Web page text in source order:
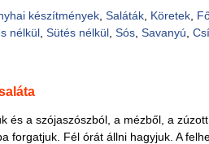
készítmények, Saláták, Köretek,
nélkül, Sütés nélkül, Sós, Savanyú
és a szójaszószból, a mézből, a
forgatjuk. Fél órát állni hagyjuk. A